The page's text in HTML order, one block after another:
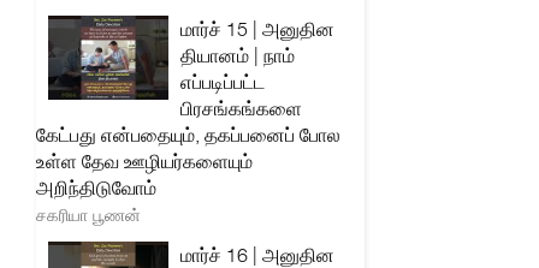
மார்ச் 15 | அனுதின
தியானம் | நாம்
எப்படிப்பட்ட
பிரசங்கங்களை
கேட்பது என்பதையும், தகப்பனைப் போல
உள்ள தேவ ஊழியர்களையும்
அறிந்திடுவோம்
சகரியா பூணன்
மார்ச் 16 | அனுதின